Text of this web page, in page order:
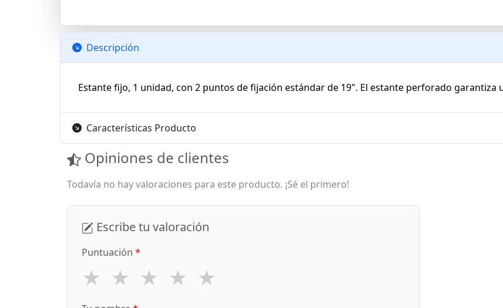
Descripción
Estante fijo, 1 unidad, con 2 puntos de fijación estándar de 19". El estante perforado garantiza
Características Producto
Opiniones de clientes
Todavía no hay valoraciones para este producto. ¡Sé el primero!
Escribe tu valoración
Puntuación *
★ ★ ★ ★ ★